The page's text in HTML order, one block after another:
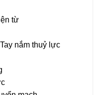
từ
nắm thuỷ lực